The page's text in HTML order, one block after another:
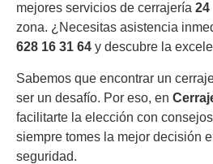
mejores servicios de cerrajería 24
zona. ¿Necesitas asistencia
628 16 31 64 y descubre la
Sabemos que encontrar un
ser un desafío. Por eso, en
facilitarte la elección con
siempre tomes la mejor decisión
seguridad.